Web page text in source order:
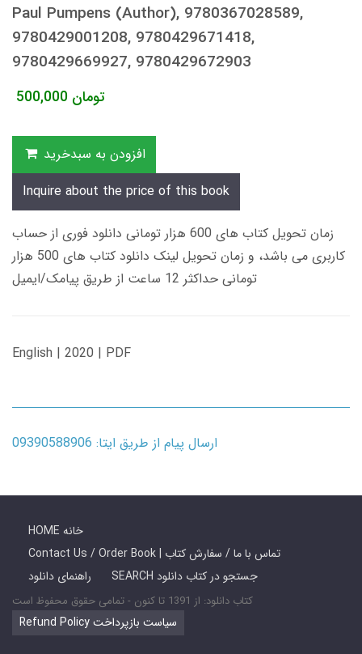
Paul Pumpens (Author), 9780367028589,
9780429001208, 9780429671418,
9780429669927, 9780429672903
500,000 تومان
افزودن به سبدخرید
Inquire about the price of this book
زمان تحویل کتاب های 600 هزار تومانی دانلود فوری از حساب
کاربری می باشد، و زمان تحویل لینک دانلود کتاب های 500 هزار
تومانی حداکثر 12 ساعت از طریق پیامک/ایمیل
English | 2020 | PDF
ارسال پیام از طریق ایتا: 09390588906
HOME خانه
Contact Us / Order Book | تماس با ما / سفارش کتاب
راهنمای دانلود
SEARCH جستجو در کتاب دانلود
کتاب دانلود: از 1391 تا کنون - تمامی حقوق محفوظ است
Refund Policy سیاست بازپرداخت